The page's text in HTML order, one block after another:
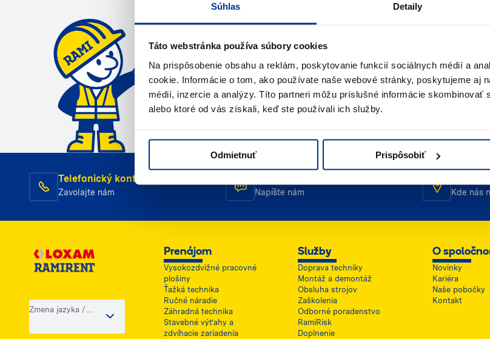
Súhlas Detaily
Táto webstránka používa súbory cookies
Na prispôsobenie obsahu a reklám, poskytovanie funkcií sociálnych médií a
cookie. Informácie o tom, ako používate naše webové stránky, poskytujeme aj
médií, inzercie a analýzy. Títo partneri môžu príslušné informácie
alebo ktoré od vás získali, keď ste používali ich služby.
Odmietnuť Prispôsobiť
Kontaktujte nás
Telefonický kontakt
Zavolajte nám Napíšte nám Kde nás
Zmena jazyka /
Prenájom
Vysokozdvižné pracovné
plošiny
Ťažká technika
Ručné náradie
Záhradná technika
Stavebné výťahy a
zdvíhacie zariadenia
Služby
Doprava techniky
Montáž a demontáž
Obsluha strojov
Zaškolenia
Odborné poradenstvo
RamiRisk
Doplnenie
O
Novinky
Kariéra
Naše pobočky
Kontakt